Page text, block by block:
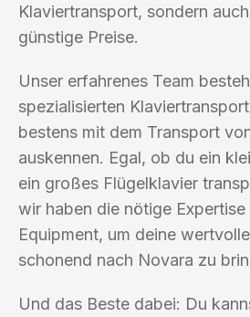
Klaviertransport, sondern
günstige Preise.
Unser erfahrenes Team
spezialisierten
bestens mit dem Transport
auskennen. Egal, ob du ein
ein großes Flügelklavier
wir haben die nötige
Equipment, um deine
schonend nach Novara zu
Und das Beste dabei: Du